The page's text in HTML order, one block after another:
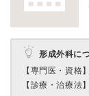
形成外科に
【専門医・資格】
【診療・治療法】